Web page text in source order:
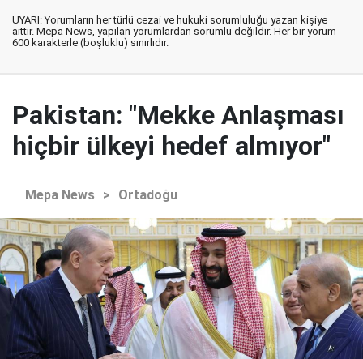
UYARI: Yorumların her türlü cezai ve hukuki sorumluluğu yazan kişiye
aittir. Mepa News, yapılan yorumlardan sorumlu değildir. Her bir yorum
600 karakterle (boşluklu) sınırlıdır.
Pakistan: "Mekke Anlaşması
hiçbir ülkeyi hedef almıyor"
Mepa News > Ortadoğu